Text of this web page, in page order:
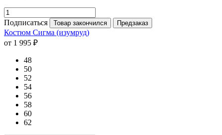
Подписаться Товар закончился Предзаказ
Костюм Сигма (изумруд)
от 1 995 ₽
48
50
52
54
56
58
60
62